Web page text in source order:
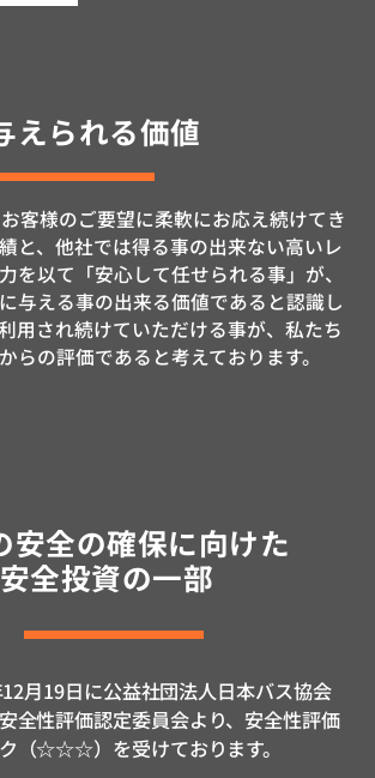
えられる価値
客様のご要望に柔軟にお応え続けてき
と、他社では得る事の出来ない高いレ
を以て「安心して任せられる事」が、
与える事の出来る価値であると認識し
用され続けていただける事が、私たち
らの評価であると考えております。
安全の確保に向けた
安全投資の一部
月19日に公益社団法人日本バス協会
全性評価認定委員会より、安全性評価
（☆☆☆）を受けております。